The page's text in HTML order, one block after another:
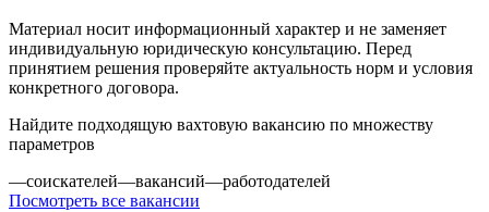
Материал носит информационный характер и не заменяет
индивидуальную юридическую консультацию. Перед
принятием решения проверяйте актуальность норм и условия
конкретного договора.
Найдите подходящую вахтовую вакансию по множеству
параметров
—соискателей—вакансий—работодателей
Посмотреть все вакансии